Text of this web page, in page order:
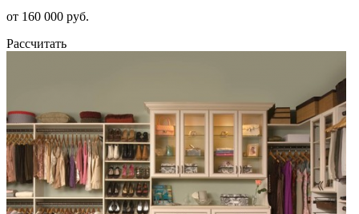
от 160 000 руб.
Рассчитать